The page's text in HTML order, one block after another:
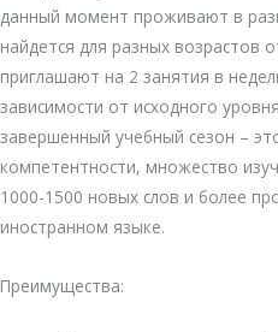
данный момент проживают в
найдется для разных возрастов
приглашают на 2 занятия в
зависимости от исходного
завершенный учебный сезон –
компетентности, множество
1000-1500 новых слов и более
иностранном языке.
Преимущества: